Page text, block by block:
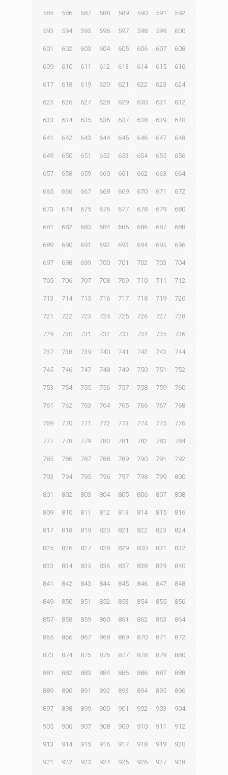
585 586 587 588 589 590 591 592
593 594 595 596 597 598 599 600
601 602 603 604 605 606 607 608
609 610 611 612 613 614 615 616
617 618 619 620 621 622 623 624
625 626 627 628 629 630 631 632
633 634 635 636 637 638 639 640
641 642 643 644 645 646 647 648
649 650 651 652 653 654 655 656
657 658 659 660 661 662 663 664
665 666 667 668 669 670 671 672
673 674 675 676 677 678 679 680
681 682 683 684 685 686 687 688
689 690 691 692 693 694 695 696
697 698 699 700 701 702 703 704
705 706 707 708 709 710 711 712
713 714 715 716 717 718 719 720
721 722 723 724 725 726 727 728
729 730 731 732 733 734 735 736
737 738 739 740 741 742 743 744
745 746 747 748 749 750 751 752
753 754 755 756 757 758 759 760
761 762 763 764 765 766 767 768
769 770 771 772 773 774 775 776
777 778 779 780 781 782 783 784
785 786 787 788 789 790 791 792
793 794 795 796 797 798 799 800
801 802 803 804 805 806 807 808
809 810 811 812 813 814 815 816
817 818 819 820 821 822 823 824
825 826 827 828 829 830 831 832
833 834 835 836 837 838 839 840
841 842 843 844 845 846 847 848
849 850 851 852 853 854 855 856
857 858 859 860 861 862 863 864
865 866 867 868 869 870 871 872
873 874 875 876 877 878 879 880
881 882 883 884 885 886 887 888
889 890 891 892 893 894 895 896
897 898 899 900 901 902 903 904
905 906 907 908 909 910 911 912
913 914 915 916 917 918 919 920
921 922 923 924 925 926 927 928